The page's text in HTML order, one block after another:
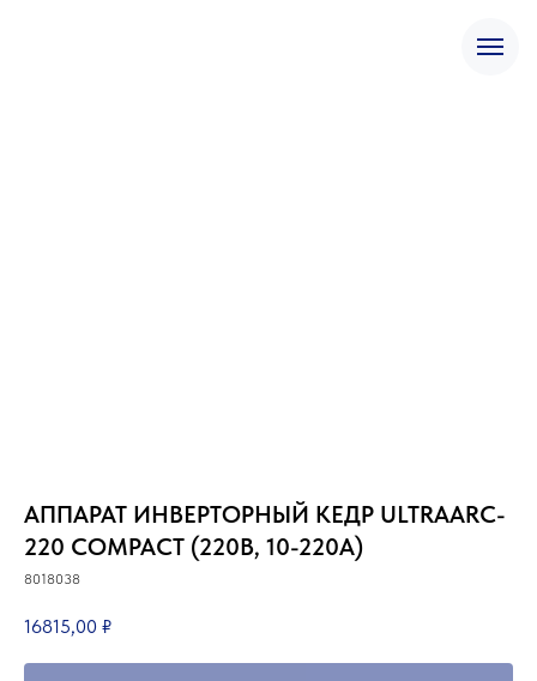
АППАРАТ ИНВЕРТОРНЫЙ КЕДР ULTRAARC-
220 COMPACT (220В, 10-220А)
8018038
16815,00 ₽